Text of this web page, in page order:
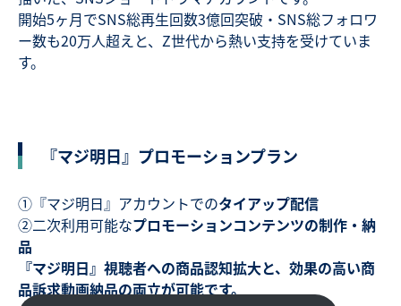
開始5ヶ月でSNS総再生回数3億回突破・SNS総フォロワ
ー数も20万人超えと、Z世代から熱い支持を受けていま
す。
『マジ明日』プロモーションプラン
①『マジ明日』アカウントでのタイアップ配信
②二次利用可能なプロモーションコンテンツの制作・納
品
『マジ明日』視聴者への商品認知拡大と、効果の高い商
品訴求動画納品の両立が可能です。